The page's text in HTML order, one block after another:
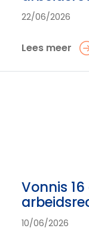
22/06/2026
Lees meer
Vonnis
10/06/2026